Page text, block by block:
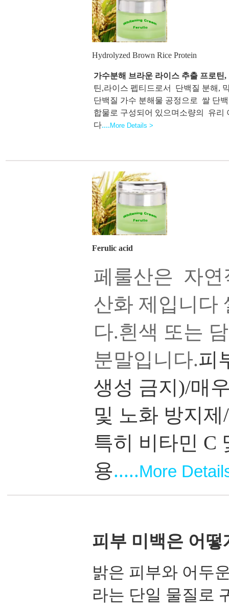
Hydrolyzed Brown Rice Protein
가수분해 브라운 라이스 추출 프로틴
틴,라이스 펩티드로서 단백질 분해,
단백질 가수 분해물 공정으로 쌀 단
합물로 구성되어 있으며소량의 유리
다.... More Details >
Ferulic acid
페룰산은 자연
산화 제입니다
다.흰색 또는
분말입니다.피
생성 금지)/매
및 노화 방지
특히 비타민 C
용.....More
피부 미백은 어떻
밝은 피부와 어두
라는 단일 물질로